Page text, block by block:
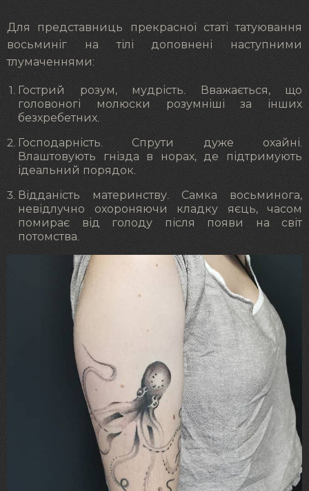
Для представниць прекрасної статі татуювання
восьминіг на тілі доповнені наступними
тлумаченнями:
Гострий розум, мудрість. Вважається, що
головоногі молюски розумніші за інших
безхребетних.
Господарність. Спрути дуже охайні.
Влаштовують гнізда в норах, де підтримують
ідеальний порядок.
Відданість материнству. Самка восьминога,
невідлучно охороняючи кладку яєць, часом
помирає від голоду після появи на світ
потомства.